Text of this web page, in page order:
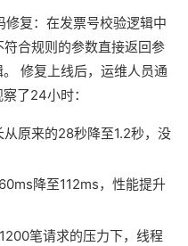
复：在发票号校验逻辑中
合规则的参数直接返回参
修复上线后，运维人员通
了24小时：
原来的28秒降至1.2秒，没
降至112ms，性能提升
笔请求的压力下，线程